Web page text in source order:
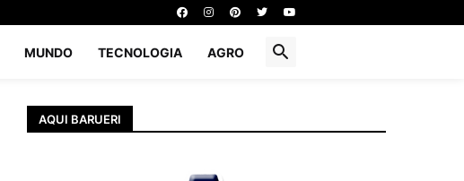
MUNDO TECNOLOGIA AGRO
AQUI BARUERI